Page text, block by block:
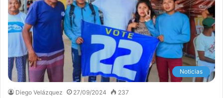
Noticias
Diego Velázquez 27/09/2024 237